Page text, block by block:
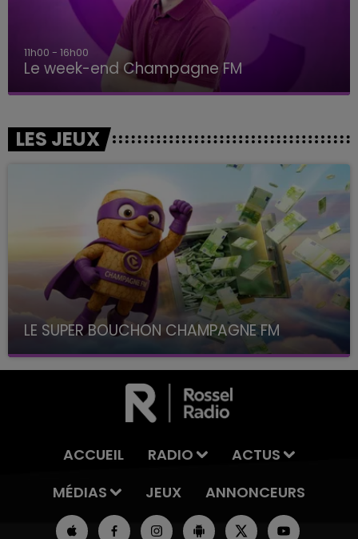
11h00 - 16h00
Le week-end Champagne FM
LES JEUX
LE SUPER BOUCHON CHAMPAGNE FM
avec La Famille Champagne FM, à 8H10
ACCUEIL RADIO
ACTUS
MÉDIAS
JEUX ANNONCEURS